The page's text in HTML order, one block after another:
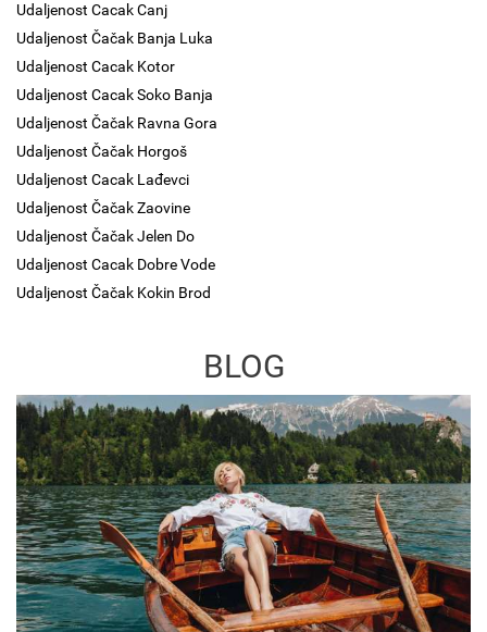
Udaljenost Cacak Canj
Udaljenost Čačak Banja Luka
Udaljenost Cacak Kotor
Udaljenost Cacak Soko Banja
Udaljenost Čačak Ravna Gora
Udaljenost Čačak Horgoš
Udaljenost Cacak Lađevci
Udaljenost Čačak Zaovine
Udaljenost Čačak Jelen Do
Udaljenost Cacak Dobre Vode
Udaljenost Čačak Kokin Brod
BLOG